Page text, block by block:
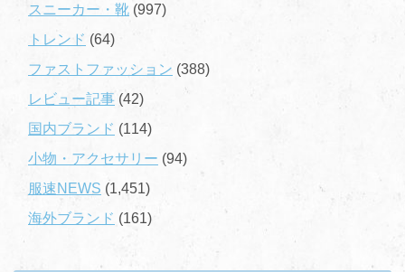
スニーカー・靴 (997)
トレンド (64)
ファストファッション (388)
レビュー記事 (42)
国内ブランド (114)
小物・アクセサリー (94)
服速NEWS (1,451)
海外ブランド (161)